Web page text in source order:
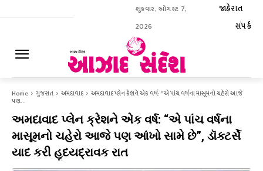
શુક્રવાર, ઓગસ્ટ 7,
2026
જાહેરાત
સંપર્ક
Home ગુજરાત અમદાવાદ અમદાવાદ પ્લેન ક્રેશને એક વર્ષ: “એ પાંચ વર્ષના માસૂમનો ચહેરો આજે
પણ...
અમદાવાદ પ્લેન ક્રેશને એક વર્ષ: “એ પાંચ વર્ષના
માસૂમનો ચહેરો આજે પણ આંખો સામે છે”, ડૉક્ટર્સે
યાદ કરી હૃદયદ્રાવક રાત